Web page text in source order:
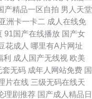
产精品一区自拍 男人天堂
洲卡一卡二 成人在线免
91国产在线播放 国产女
花成人 哪里有A片网址
利 成人国产无线视 欧美
套无码 成年人网站免费 国
片在线 三级无码在线天
理剧推荐 国产成人精品日